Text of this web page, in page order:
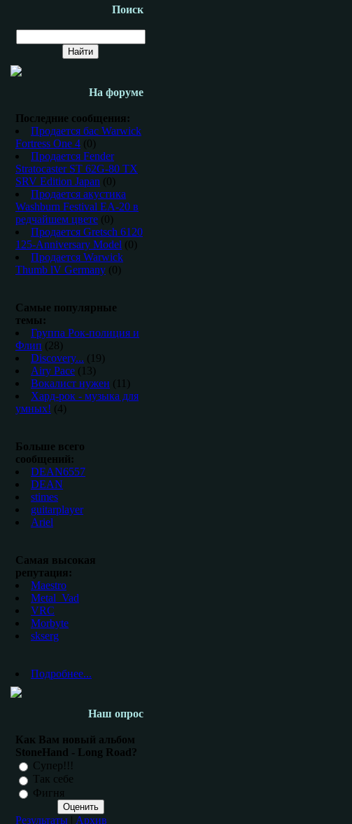
Поиск
На форуме
Последние сообщения:
Продается бас Warwick
Fortress One 4 (0)
Продается Fender
Stratocaster ST 62G-80 TX
SRV Edition Japan (0)
Продается акустика
Washburn Festival EA-20 в
редчайшем цвете (0)
Продается Gretsch 6120
125-Anniversary Model (0)
Продается Warwick
Thumb lV Germany (0)
Самые популярные
темы:
Группа Рок-полиция и
Флип (28)
Discovery... (19)
Airy Pace (13)
Вокалист нужен (11)
Хард-рок - музыка для
умных! (4)
Больше всего
сообщений:
DEAN6557
DEAN
stimes
guitarplayer
Ariel
Самая высокая
репутация:
Maestro
Metal_Vad
VRC
Morbyte
skserg
Подробнее...
Наш опрос
Как Вам новый альбом
StoneHand - Long Road?
Супер!!!
Так себе
Фигня
Результаты | Архив